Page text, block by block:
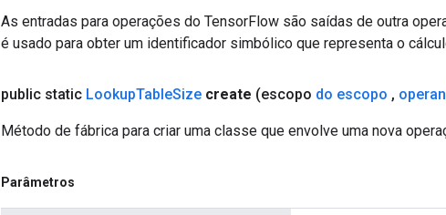
As entradas para operações do TensorFlow são saídas de outra
é usado para obter um identificador simbólico que representa o
public static LookupTableSize create (escopo do escopo ,
Método de fábrica para criar uma classe que envolve uma nova
Parâmetros